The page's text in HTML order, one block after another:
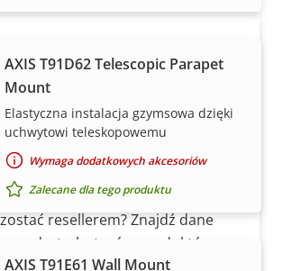
AXIS T91D62 Telescopic Parapet
Mount
Elastyczna instalacja gzymsowa dzięki
uchwytowi teleskopowemu
Wymaga dodatkowych akcesoriów
Zalecane dla tego produktu
AXIS T91E61 Wall Mount
produkty Axis?
resellerem? Znajdź dane
dystrybutorów produktów
i systemów Axis.